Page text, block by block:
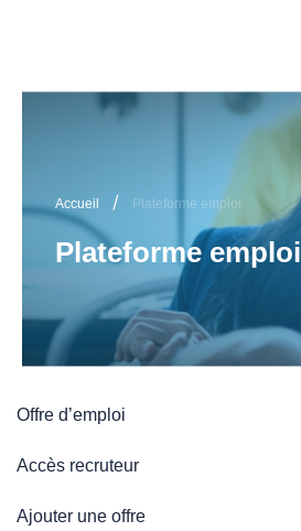
Accueil / Plateforme emploi
Plateforme emploi
Offre d’emploi
Accès recruteur
Ajouter une offre